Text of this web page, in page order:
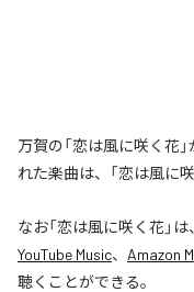
万賀の「恋は風に咲く花
れた楽曲は、「恋は風に
なお「恋は風に咲く花」は、
YouTube Music、 Amazon
聴くことができる。